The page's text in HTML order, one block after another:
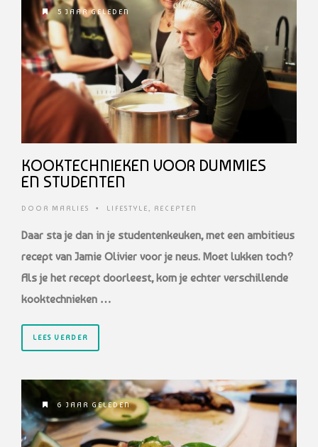
5 JAAR GELEDEN
KOOKTECHNIEKEN VOOR DUMMIES
EN STUDENTEN
DOOR MARLIES • LIFESTYLE, RECEPTEN
Daar sta je dan in je studentenkeuken, met een ambitieus
recept van Jamie Olivier voor je neus. Moet lukken toch?
Als je het recept doorleest, kom je echter verschillende
kooktechnieken …
LEES VERDER
6 JAAR GELEDEN